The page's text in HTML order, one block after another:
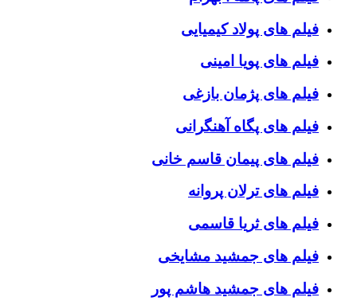
فیلم های پولاد کیمیایی
فیلم های پویا امینی
فیلم های پژمان بازغی
فیلم های پگاه آهنگرانی
فیلم های پیمان قاسم خانی
فیلم های ترلان پروانه
فیلم های ثریا قاسمی
فیلم های جمشید مشایخی
فیلم های جمشید هاشم پور